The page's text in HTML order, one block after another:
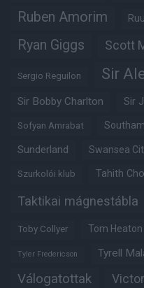
Ruben Amorim
Ryan Giggs Scott
Sergio Reguilon Sir
Sir Bobby Charlton Sir
Sofyan Amrabat
Sunderland Swansea
Szurkolói klub Tahith
Taktikai mágnestábla
Toby Collyer Tom Heaton
Tyler Fredericson Tyrell
Válogatottak